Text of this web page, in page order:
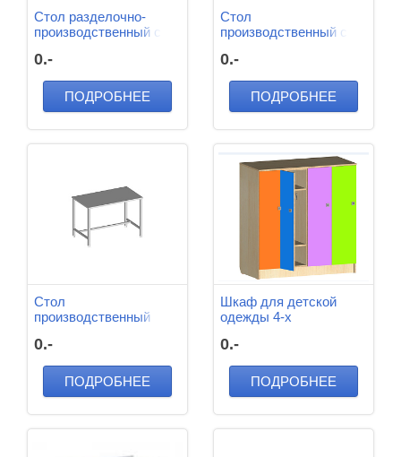
Стол разделочно-
производственный с
решеткой 600*600*880
мм
0.-
ПОДРОБНЕЕ
Стол
производственный с
мм м/к (Серый),
Нерж.Сталь
0.-
ПОДРОБНЕЕ
Стол
производственный
(Серый) ,нерж
0.-
ПОДРОБНЕЕ
Шкаф для детской
одежды 4-х
1444*340*1300 мм
:ЛДСП 16 мм, кромка -
ПВХ 2 мм
0.-
ПОДРОБНЕЕ